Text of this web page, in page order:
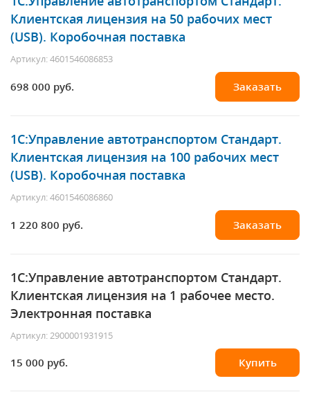
Клиентская лицензия на 50 рабочих мест
(USB). Коробочная поставка
Артикул: 4601546086853
698 000 руб. Заказать
1С:Управление автотранспортом Стандарт.
Клиентская лицензия на 100 рабочих мест
(USB). Коробочная поставка
Артикул: 4601546086860
1 220 800 руб. Заказать
1С:Управление автотранспортом Стандарт.
Клиентская лицензия на 1 рабочее место.
Электронная поставка
Артикул: 2900001931915
15 000 руб. Купить